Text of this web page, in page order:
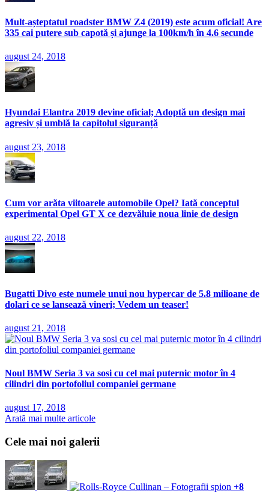
Mult-așteptatul roadster BMW Z4 (2019) este acum oficial! Are
335 cai putere sub capotă și ajunge la 100km/h în 4.6 secunde
august 24, 2018
Hyundai Elantra 2019 devine oficial; Adoptă un design mai
agresiv și umblă la capitolul siguranță
august 23, 2018
Cum vor arăta viitoarele automobile Opel? Iată conceptul
experimental Opel GT X ce dezvăluie noua linie de design
august 22, 2018
Bugatti Divo este numele unui nou hypercar de 5.8 milioane de
dolari ce se lansează vineri; Vedem un teaser!
august 21, 2018
Noul BMW Seria 3 va sosi cu cel mai puternic motor în 4
cilindri din portofoliul companiei germane
august 17, 2018
Arată mai multe articole
Cele mai noi galerii
+8